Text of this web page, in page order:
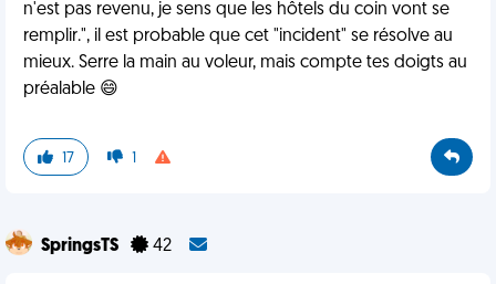
n'est pas revenu, je sens que les hôtels du coin vont se
remplir.", il est probable que cet "incident" se résolve au
mieux. Serre la main au voleur, mais compte tes doigts au
préalable 😄
17 1
SpringsTS 42